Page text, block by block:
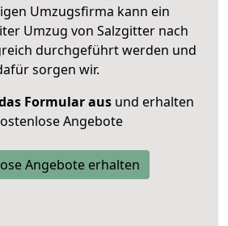
Umzugsfirma kann ein
Umzug von Salzgitter nach
durchgeführt werden und
sorgen wir.
Formular ausund erhalten
Angebote
Angebote erhalten